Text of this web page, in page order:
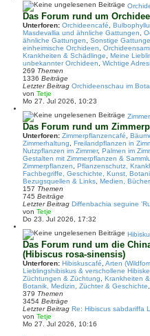
e
t
e
r
B
e
i
t
r
a
g
Das Forum rund um
Unterforen: Orchideencafé
Masdevallia und ähnliche Gattungen
ähnliche Gattungen
Sonstige
einheimische Orchideen
Krankheiten & Schädlinge
Meine
unbekannter Orchideen
Wichtige
269 Themen
1336 Beiträge
Letzter Beitrag Orchideenschau im
von Tetje
e
e
t
e
r
B
e
i
t
r
a
g
Mo 27. Jul 2026, 10:23
Das Forum rund um
Unterforen: Zimmerpflanzencafé
Zimmerhaltung
Freilandpflanzen in
Nutzpflanzen im Zimmer, Palmen im
Gestalten mit Zimmerpflanzen &
Zimmerpflanzen
Pflanzenschutz,
Fachbegriffe, Geschichte, Kunst,
Bezugsquellen & Links Medien,
157 Themen
745 Beiträge
Letzter Beitrag Diffenbachia seguine
von Tetje
e
e
t
e
r
B
e
i
t
r
a
Do 23. Jul 2026, 17:32
Das Forum rund um die
(Hibiscus rosa-sinensis)
Unterforen: Hibiskuscafé Arten
Lieblingshibiskus & verschollene
Züchtungen & Züchtung
Krankheiten
Botanik, Medizin, Züchter & Geschichte
379 Themen
3454 Beiträge
Letzter Beitrag Re: Hibiscus sabdariffa
von Tetje
e
Mo 27. Jul 2026, 10:16